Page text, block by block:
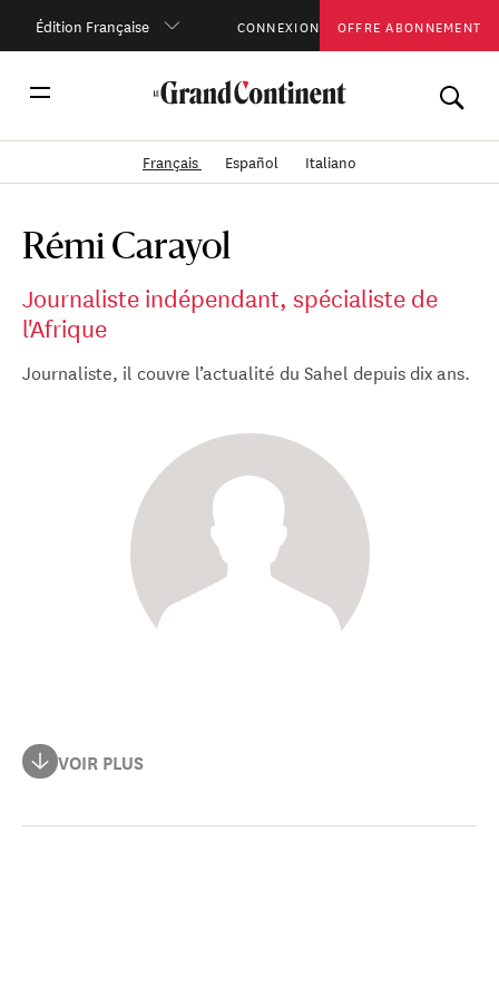
Édition Française CONNEXION OFFRE ABONNEMENT
Français Español Italiano
Rémi Carayol
Journaliste indépendant, spécialiste de
l'Afrique
Journaliste, il couvre l’actualité du Sahel depuis dix ans.
Il a fondé deux journaux papier dans l’archipel des
Comores (Kashkazi, Upanga) avant de rejoindre la
divers médias francophones (Orient XXI, Le Monde
VOIR PLUS